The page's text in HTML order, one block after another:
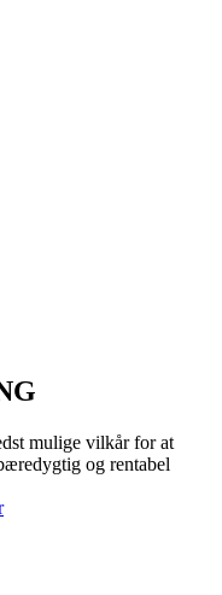
mulige vilkår for at
og rentabel